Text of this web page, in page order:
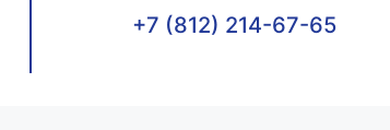
+7 (812) 214-67-65